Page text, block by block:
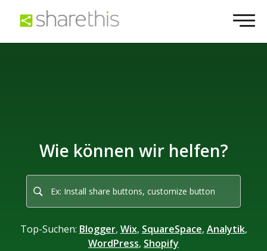
Wie können wir helfen?
Top-Suchen: Blogger, Wix, SquareSpace, Analytik,
WordPress, Shopify